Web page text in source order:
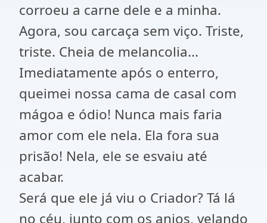
corroeu a carne dele e a minha.
Agora, sou carcaça sem viço. Triste,
triste. Cheia de melancolia...
Imediatamente após o enterro,
queimei nossa cama de casal com
mágoa e ódio! Nunca mais faria
amor com ele nela. Ela fora sua
prisão! Nela, ele se esvaiu até
acabar.
Será que ele já viu o Criador? Tá lá
no céu, junto com os anjos, velando